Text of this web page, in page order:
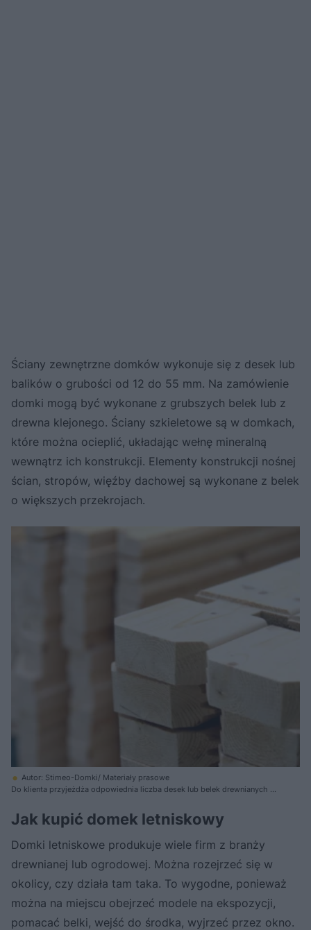
Ściany zewnętrzne domków wykonuje się z desek lub
balików o grubości od 12 do 55 mm. Na zamówienie
domki mogą być wykonane z grubszych belek lub z
drewna klejonego. Ściany szkieletowe są w domkach,
które można ocieplić, układając wełnę mineralną
wewnątrz ich konstrukcji. Elementy konstrukcji nośnej
ścian, stropów, więźby dachowej są wykonane z belek
o większych przekrojach.
Autor: Stimeo-Domki/ Materiały prasowe
Do klienta przyjeżdża odpowiednia liczba desek lub belek drewnianych o
Jak kupić domek letniskowy
Domki letniskowe produkuje wiele firm z branży
drewnianej lub ogrodowej. Można rozejrzeć się w
okolicy, czy działa tam taka. To wygodne, ponieważ
można na miejscu obejrzeć modele na ekspozycji,
pomacać belki, wejść do środka, wyjrzeć przez okno.